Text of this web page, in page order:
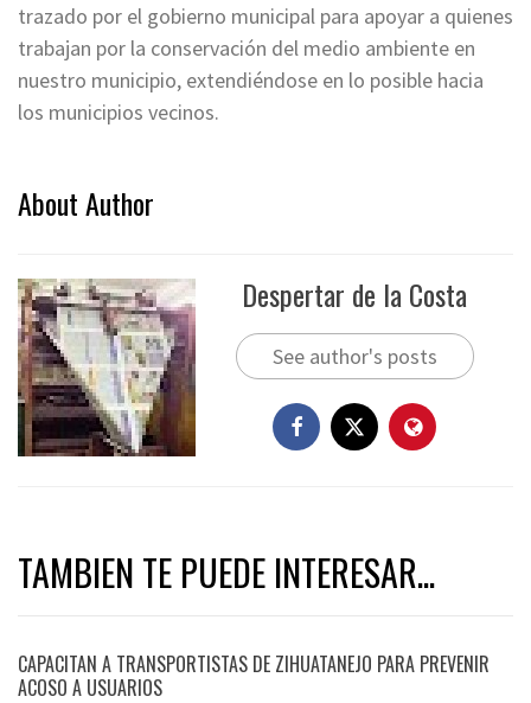
trazado por el gobierno municipal para apoyar a quienes
trabajan por la conservación del medio ambiente en
nuestro municipio, extendiéndose en lo posible hacia
los municipios vecinos.
About Author
Despertar de la Costa
See author's posts
TAMBIEN TE PUEDE INTERESAR...
CAPACITAN A TRANSPORTISTAS DE ZIHUATANEJO PARA PREVENIR
ACOSO A USUARIOS